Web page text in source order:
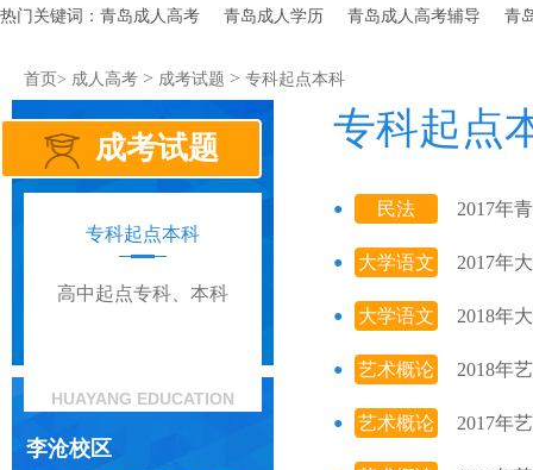
热门关键词： 青岛成人高考 青岛成人学历 青岛成人高考辅导 青
首页> 成人高考 > 成考试题 > 专科起点本科
成考试题
专科起点本科
高中起点专科、本科
HUAYANG EDUCATION
李沧校区
专科起点
民法 2017年
大学语文 2017年
大学语文 2018年
艺术概论 2018年
艺术概论 2017年